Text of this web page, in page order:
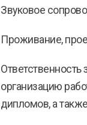
Звуковое
Проживание,
Ответственность
организацию
дипломов, а